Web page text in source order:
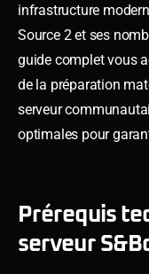
infrastructure
Source 2 et ses
guide complet vous
de la préparation
serveur
optimales pour
Prérequis
serveur